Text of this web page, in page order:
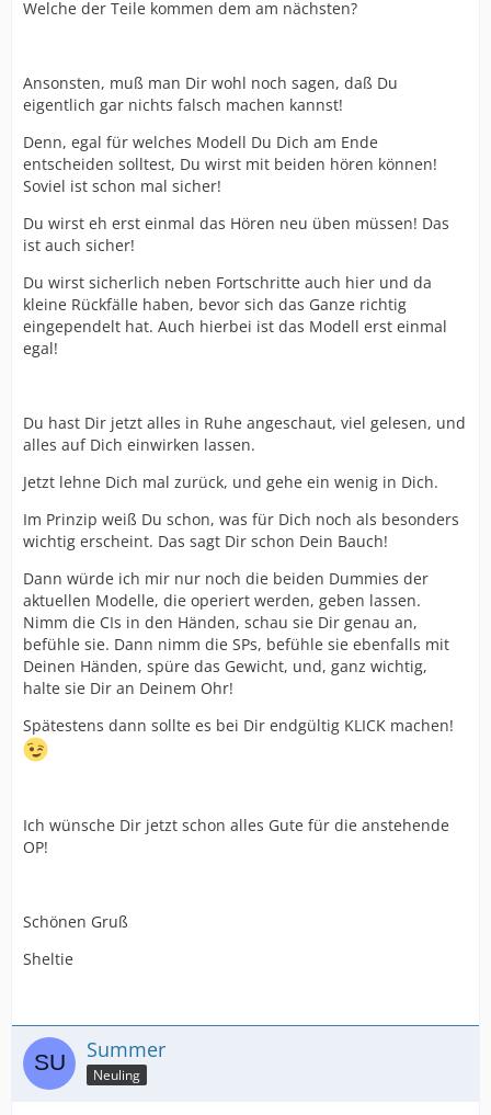
Welche der Teile kommen dem am nächsten?
Ansonsten, muß man Dir wohl noch sagen, daß Du
eigentlich gar nichts falsch machen kannst!
Denn, egal für welches Modell Du Dich am Ende
entscheiden solltest, Du wirst mit beiden hören können!
Soviel ist schon mal sicher!
Du wirst eh erst einmal das Hören neu üben müssen! Das
ist auch sicher!
Du wirst sicherlich neben Fortschritte auch hier und da
kleine Rückfälle haben, bevor sich das Ganze richtig
eingependelt hat. Auch hierbei ist das Modell erst einmal
egal!
Du hast Dir jetzt alles in Ruhe angeschaut, viel gelesen, und
alles auf Dich einwirken lassen.
Jetzt lehne Dich mal zurück, und gehe ein wenig in Dich.
Im Prinzip weiß Du schon, was für Dich noch als besonders
wichtig erscheint. Das sagt Dir schon Dein Bauch!
Dann würde ich mir nur noch die beiden Dummies der
aktuellen Modelle, die operiert werden, geben lassen.
Nimm die CIs in den Händen, schau sie Dir genau an,
befühle sie. Dann nimm die SPs, befühle sie ebenfalls mit
Deinen Händen, spüre das Gewicht, und, ganz wichtig,
halte sie Dir an Deinem Ohr!
Spätestens dann sollte es bei Dir endgültig KLICK machen!
Ich wünsche Dir jetzt schon alles Gute für die anstehende
OP!
Schönen Gruß
Sheltie
Summer
Neuling